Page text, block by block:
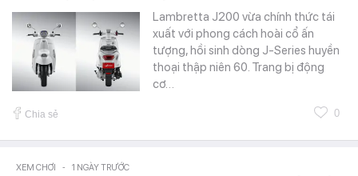
Lambretta J200 vừa chính thức tái
xuất với phong cách hoài cổ ấn
tượng, hồi sinh dòng J-Series huyền
thoại thập niên 60. Trang bị động
cơ…
Chia sẻ 0
XEM CHƠI - 1 NGÀY TRƯỚC